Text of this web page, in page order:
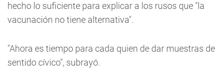
hecho lo suficiente para explicar a los rusos que "la
vacunación no tiene alternativa".
"Ahora es tiempo para cada quien de dar muestras de
sentido cívico", subrayó.